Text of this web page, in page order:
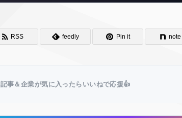
RSS feedly Pin it note
記事＆企業が気に入ったらいいねで応援👍